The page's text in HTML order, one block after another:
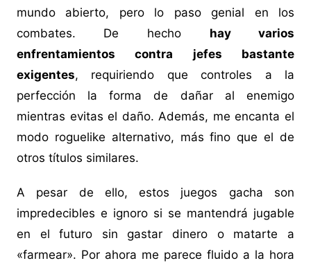
mundo abierto, pero lo paso genial en los
combates. De hecho hay varios
enfrentamientos contra jefes bastante
exigentes, requiriendo que controles a la
perfección la forma de dañar al enemigo
mientras evitas el daño. Además, me encanta el
modo roguelike alternativo, más fino que el de
otros títulos similares.
A pesar de ello, estos juegos gacha son
impredecibles e ignoro si se mantendrá jugable
en el futuro sin gastar dinero o matarte a
«farmear». Por ahora me parece fluido a la hora